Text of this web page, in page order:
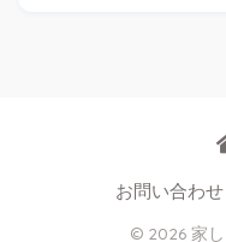
お問い合わせ
© 2026 家